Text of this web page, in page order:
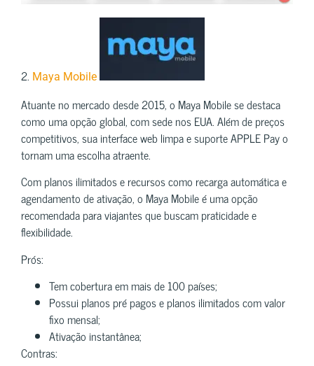
2. Maya Mobile
Atuante no mercado desde 2015, o Maya Mobile se destaca
como uma opção global, com sede nos EUA. Além de preços
competitivos, sua interface web limpa e suporte APPLE Pay o
tornam uma escolha atraente.
Com planos ilimitados e recursos como recarga automática e
agendamento de ativação, o Maya Mobile é uma opção
recomendada para viajantes que buscam praticidade e
flexibilidade.
Prós:
Tem cobertura em mais de 100 países;
Possui planos pré pagos e planos ilimitados com valor
fixo mensal;
Ativação instantânea;
Contras: